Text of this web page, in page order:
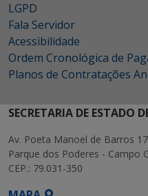
LGPD
Fala Servidor
Acessibilidade
Ordem Cronológica de
Planos de Contratações
SECRETARIA DE ESTADO
Av. Poeta Manoel de Barros
Parque dos Poderes - Campo
CEP.: 79.031-350